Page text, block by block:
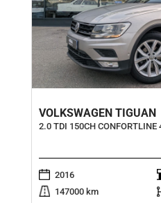
VOLKSWAGEN TIGUAN
2.0 TDI 150CH
2016
147000 km